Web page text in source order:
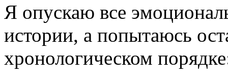
Я опускаю все
истории, а попытаюсь
хронологическом